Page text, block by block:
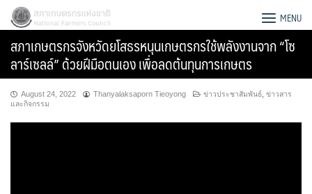
Skip
content
สภาเกษตรกรแห่งชาติ MENU
สภาเกษตรกรจังหวัดยโสธรหนุนเกษตรกรใช้พลังงานจาก “โซ
ลาร์เซลล์” ด้วยฝีมือตนเอง เพื่อลดต้นทุนการเกษตร
August 24, 2022 Thanyalaksaporn Tieoyong ข่าวประชาสัมพันธ์ ข่าวสาร
และกิจกรรม